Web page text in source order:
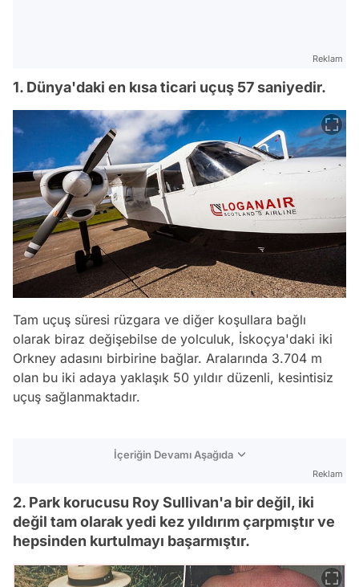
Reklam
1. Dünya'daki en kısa ticari uçuş 57 saniyedir.
Tam uçuş süresi rüzgara ve diğer koşullara bağlı
olarak biraz değişebilse de yolculuk, İskoçya'daki iki
Orkney adasını birbirine bağlar. Aralarında 3.704 m
olan bu iki adaya yaklaşık 50 yıldır düzenli, kesintisiz
uçuş sağlanmaktadır.
İçeriğin Devamı Aşağıda
Reklam
2. Park korucusu Roy Sullivan'a bir değil, iki
değil tam olarak yedi kez yıldırım çarpmıştır ve
hepsinden kurtulmayı başarmıştır.